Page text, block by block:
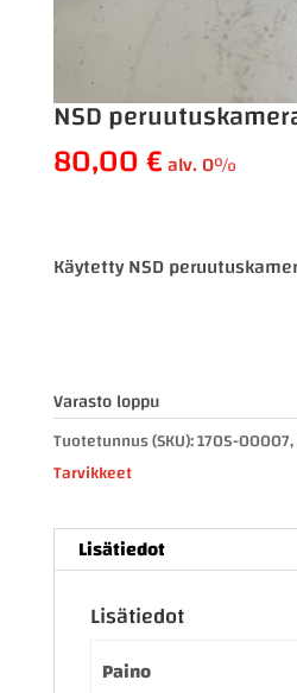
NSD
80,00€alv. 0%
Käytetty NSD
Varasto loppu
Tuotetunnus (SKU):1705-
Tarvikkeet
Lisätiedot
Lisätiedot
Paino